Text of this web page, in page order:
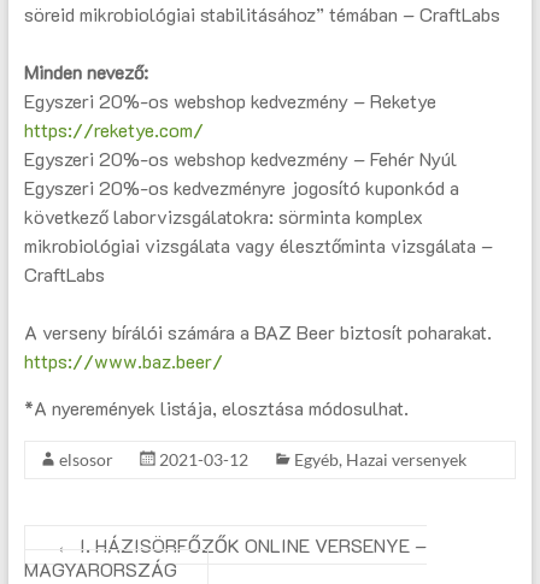
söreid mikrobiológiai stabilitásához” témában – CraftLabs
Minden nevező:
Egyszeri 20%-os webshop kedvezmény – Reketye
https://reketye.com/
Egyszeri 20%-os webshop kedvezmény – Fehér Nyúl
Egyszeri 20%-os kedvezményre jogosító kuponkód a
következő laborvizsgálatokra: sörminta komplex
mikrobiológiai vizsgálata vagy élesztőminta vizsgálata –
CraftLabs
A verseny bírálói számára a BAZ Beer biztosít poharakat.
https://www.baz.beer/
*A nyeremények listája, elosztása módosulhat.
elsosor 2021-03-12 Egyéb, Hazai versenyek
←
I. HÁZISÖRFŐZŐK ONLINE VERSENYE –
MAGYARORSZÁG